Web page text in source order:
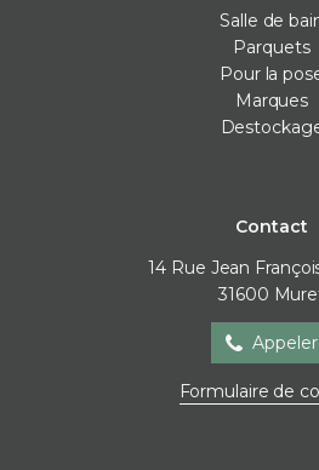
Salle de
Parquets
Pour la
Marques
Contact
14 Rue Jean
31600
Appeler
Formulaire de